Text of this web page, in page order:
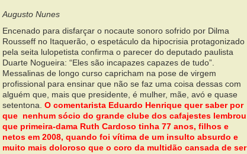
Augusto Nunes
Encenado para disfarçar o nocaute sonoro sofrido por Dilma
Rousseff no Itaquerão, o espetáculo da hipocrisia protagonizado
pela seita lulopetista confirma o parecer do deputado paulista
Duarte Nogueira: “Eles são incapazes capazes de tudo”.
Messalinas de longo curso capricham na pose de virgem
profissional para ensinar que não se faz uma coisa dessas com
alguém que, mais que presidente, é mulher, mãe, avó e quase
setentona. O comentarista Eduardo Henrique quer saber por
que nenhum sócio do grande clube dos cafajestes lembrou
que primeira-dama Ruth Cardoso tinha 77 anos, filhos e
netos em 2008, quando foi vítima de um insulto absurdo e
muito mais doloroso que o coro da multidão cansada de ser